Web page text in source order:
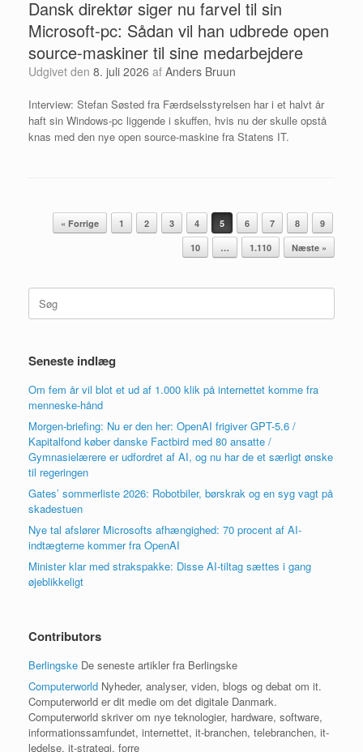
Dansk direktør siger nu farvel til sin
Microsoft-pc: Sådan vil han udbrede open
source-maskiner til sine medarbejdere
Udgivet den 8. juli 2026 af Anders Bruun
Interview: Stefan Søsted fra Færdselsstyrelsen har i et halvt år
haft sin Windows-pc liggende i skuffen, hvis nu der skulle opstå
knas med den nye open source-maskine fra Statens IT.
Artikel navigation
« Forrige 1 2 3 4 5 6 7 8
9
10
… 1.110 Næste »
Søg
efter:
Seneste indlæg
Om fem år vil blot et ud af 1.000 klik på internettet komme fra
menneske-hånd
Morgen-briefing: Nu er den her: OpenAI frigiver GPT-5.6 /
Kapitalfond køber danske Factbird med 80 ansatte /
Gymnasielærere er udfordret af AI, og nu har de et særligt ønske
til regeringen
Gates’ sommerliste 2026: Robotbiler, børskrak og en syg vagt på
skadestuen
Nye tal afslører Microsofts afhængighed: 70 procent af AI-
indtægterne kommer fra OpenAI
Minister klar med strakspakke: Disse AI-tiltag sættes i gang
øjeblikkeligt
Contributors
Berlingske De seneste artikler fra Berlingske
Computerworld Nyheder, analyser, viden, blogs og debat om it.
Computerworld er dit medie om det digitale Danmark.
Computerworld skriver om nye teknologier, hardware, software,
informationssamfundet, internettet, it-branchen, telebranchen, it-
ledelse, it-strategi, forre